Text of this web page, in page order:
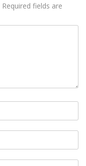
Required fields are